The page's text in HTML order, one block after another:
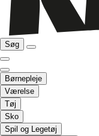
Søg
Børnepleje
Værelse
Tøj
Sko
Spil og Legetøj